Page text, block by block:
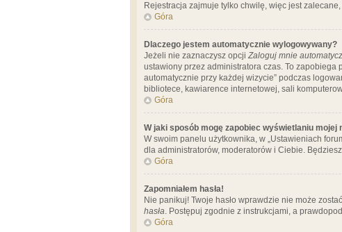
Rejestracja zajmuje tylko chwilę, więc jest zalecane,
Góra
Dlaczego jestem automatycznie wylogowywany?
Jeżeli nie zaznaczysz opcji Zaloguj mnie
ustawiony przez administratora czas. To
automatycznie przy każdej wizycie” podczas
bibliotece, kawiarence internetowej, sali
Góra
W jaki sposób mogę zapobiec wyświetlaniu
W swoim panelu użytkownika, w „Ustawieniach
dla administratorów, moderatorów i Ciebie.
Góra
Zapomniałem hasła!
Nie panikuj! Twoje hasło wprawdzie nie może
hasła. Postępuj zgodnie z instrukcjami, a
Góra